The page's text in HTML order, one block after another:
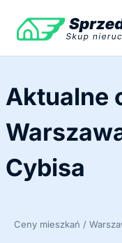
treści
Aktualne
Cybisa
Ceny mieszkań /